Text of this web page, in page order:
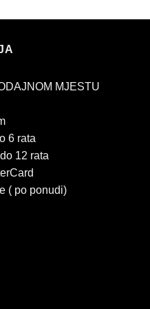
MJESTU
6 rata
12 rata
( po ponudi)